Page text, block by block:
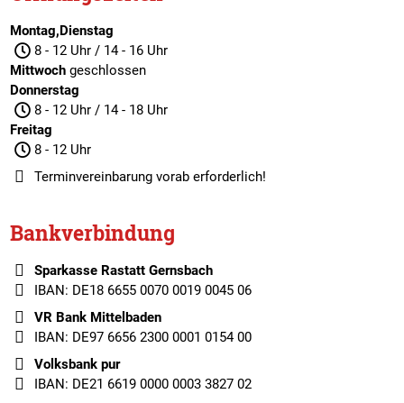
Montag,Dienstag
8 - 12 Uhr / 14 - 16 Uhr
Mittwochgeschlossen
Donnerstag
8 - 12 Uhr / 14 - 18 Uhr
Freitag
8 - 12 Uhr
Terminvereinbarungvorab erforderlich!
Bankverbindung
Sparkasse Rastatt Gernsbach
IBAN: DE18 6655 0070 0019 0045 06
VR Bank Mittelbaden
IBAN: DE97 6656 2300 0001 0154 00
Volksbank pur
IBAN: DE21 6619 0000 0003 3827 02